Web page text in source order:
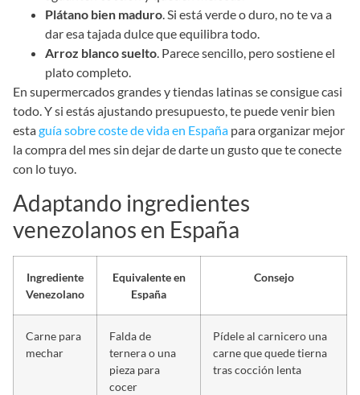
Plátano bien maduro. Si está verde o duro, no te va a
dar esa tajada dulce que equilibra todo.
Arroz blanco suelto. Parece sencillo, pero sostiene el
plato completo.
En supermercados grandes y tiendas latinas se consigue casi
todo. Y si estás ajustando presupuesto, te puede venir bien
estaguía sobre coste de vida en España para organizar mejor
la compra del mes sin dejar de darte un gusto que te conecte
con lo tuyo.
Adaptando ingredientes
venezolanos en España
Ingrediente
Venezolano
Equivalente en
España
Consejo
Carne para
mechar
Falda de
ternera o una
pieza para
cocer
Pídele al carnicero una
carne que quede tierna
tras cocción lenta